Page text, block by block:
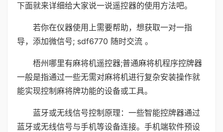
下面就来详细给大家说一说遥控器的使用方法吧。
若你在仪器使用上需要帮助，想获取一对一指
导，添加微信号; sdf6770 随时交流 。
梧州哪里有麻将机遥控器;普通麻将机程序控牌器
一般是指通过一些无需对麻将机进行复杂安装操作就
能实现控制麻将牌功能的设备或工具。
蓝牙或无线信号控制原理：一些智能控牌器通过
蓝牙或无线信号与手机等设备连接。手机端软件预设